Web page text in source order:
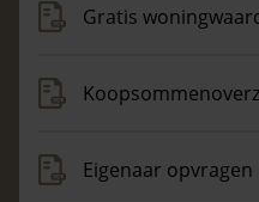
Maandag t/m vrijdag -
Gratis
Eigenaar opvragen